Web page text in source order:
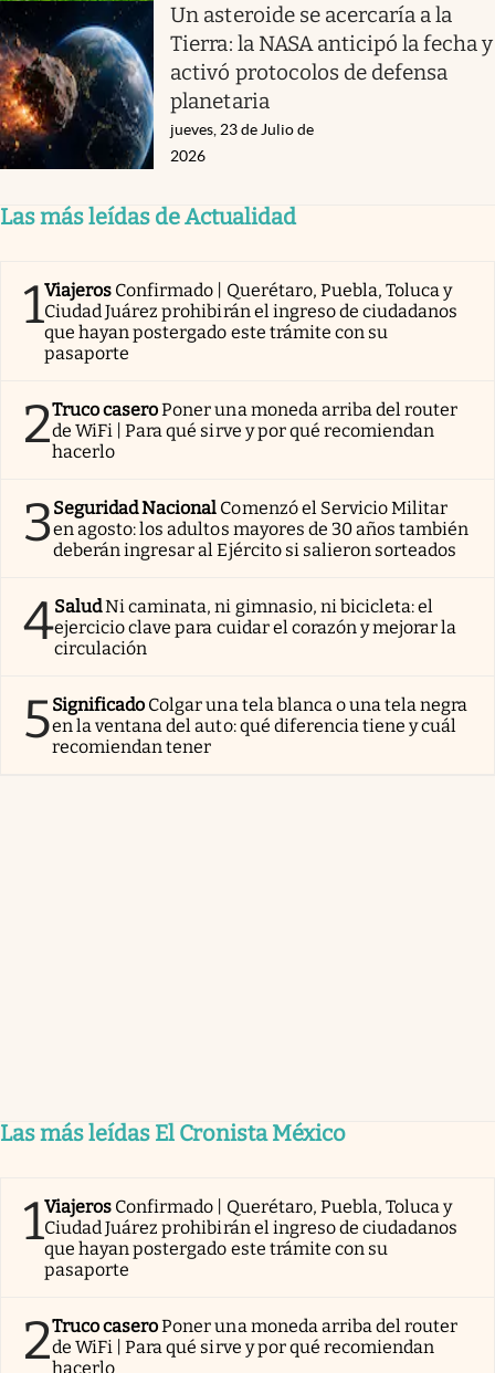
Un asteroide se acercaría a la
Tierra: la NASA anticipó la fecha y
activó protocolos de defensa
planetaria
jueves, 23 de Julio de
2026
Las más leídas de Actualidad
1Viajeros Confirmado | Querétaro, Puebla, Toluca y
Ciudad Juárez prohibirán el ingreso de ciudadanos
que hayan postergado este trámite con su
pasaporte
2Truco caseroPoner una moneda arriba del router
de WiFi | Para qué sirve y por qué recomiendan
hacerlo
3Seguridad Nacional Comenzó el Servicio Militar
en agosto: los adultos mayores de 30 años también
deberán ingresar al Ejército si salieron sorteados
4SaludNi caminata, ni gimnasio, ni bicicleta: el
ejercicio clave para cuidar el corazón y mejorar la
circulación
5Significado Colgar una tela blanca o una tela negra
en la ventana del auto: qué diferencia tiene y cuál
recomiendan tener
Las más leídas El Cronista México
1Viajeros Confirmado | Querétaro, Puebla, Toluca y
Ciudad Juárez prohibirán el ingreso de ciudadanos
que hayan postergado este trámite con su
pasaporte
2Truco caseroPoner una moneda arriba del router
de WiFi | Para qué sirve y por qué recomiendan
hacerlo